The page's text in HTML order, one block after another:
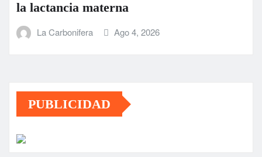
la lactancia materna
La Carbonifera Ago 4, 2026
PUBLICIDAD